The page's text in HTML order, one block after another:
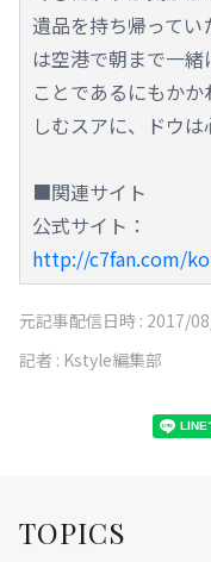
遺品を持ち帰って
は空港で朝まで一
ことであるにもか
しむスアに、ドウ
■関連サイト
公式サイト：
http://c7fan.com/
元記事配信日時 : 2017/
記者 : Kstyle編集部
TOPICS